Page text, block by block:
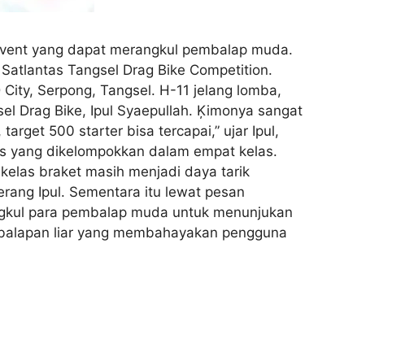
yang dapat merangkul pembalap muda.
Tangsel Drag Bike Competition.
Serpong, Tangsel. H-11 jelang lomba,
Drag Bike, Ipul Syaepullah. Ķimonya sangat
500 starter bisa tercapai,” ujar Ipul,
yang dikelompokkan dalam empat kelas.
braket masih menjadi daya tarik
Ipul. Sementara itu lewat pesan
para pembalap muda untuk menunjukan
liar yang membahayakan pengguna